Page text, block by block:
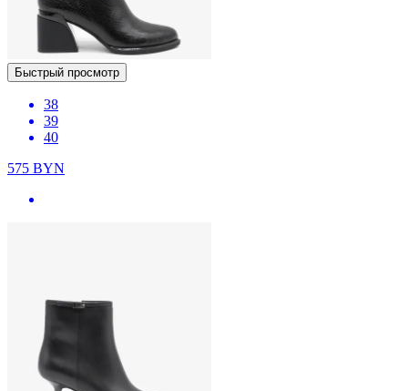
Быстрый просмотр
38
39
40
575 BYN